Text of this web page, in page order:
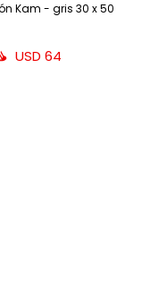
Kam - gris 30 x 50
USD 64